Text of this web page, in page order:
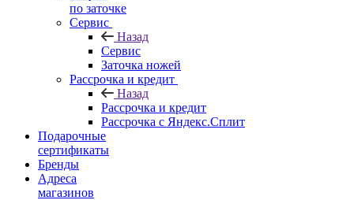
по заточке
Сервис
Назад
Сервис
Заточка ножей
Рассрочка и кредит
Назад
Рассрочка и кредит
Рассрочка с Яндекс.Сплит
Подарочные
сертификаты
Бренды
Адреса
магазинов